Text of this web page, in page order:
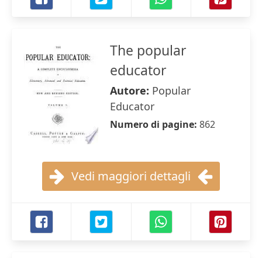
The popular
educator
Autore: Popular
Educator
Numero di pagine: 862
Vedi maggiori dettagli